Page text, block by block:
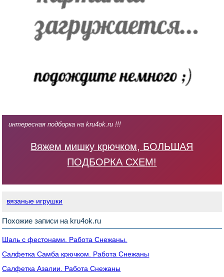
интересная подборка на kru4ok.ru !!!
Вяжем мишку крючком, БОЛЬШАЯ
ПОДБОРКА СХЕМ!
вязаные игрушки
Похожие записи на kru4ok.ru
Шаль с фестонами. Работа Снежаны.
Салфетка Самба крючком. Работа Снежаны
Салфетка Азалии. Работа Снежаны